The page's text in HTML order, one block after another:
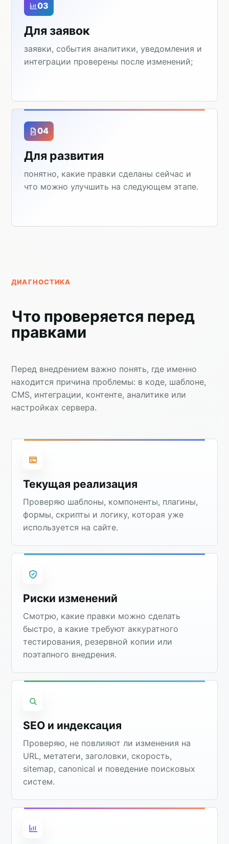
03
Для заявок
заявки, события аналитики, уведомления и
интеграции проверены после изменений;
04
Для развития
понятно, какие правки сделаны сейчас и
что можно улучшить на следующем этапе.
ДИАГНОСТИКА
Что проверяется перед
правками
Перед внедрением важно понять, где именно
находится причина проблемы: в коде, шаблоне,
CMS, интеграции, контенте, аналитике или
настройках сервера.
Текущая реализация
Проверяю шаблоны, компоненты, плагины,
формы, скрипты и логику, которая уже
используется на сайте.
Риски изменений
Смотрю, какие правки можно сделать
быстро, а какие требуют аккуратного
тестирования, резервной копии или
поэтапного внедрения.
SEO и индексация
Проверяю, не повлияют ли изменения на
URL, метатеги, заголовки, скорость,
sitemap, canonical и поведение поисковых
систем.